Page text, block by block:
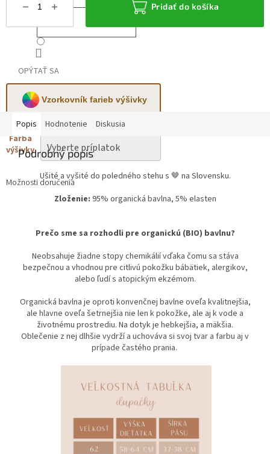
Vzorkovník farieb výšivky
Farba
výšivky
Možnosti doručenia
Pridať do košíka
OPÝTAŤ SA
Popis Hodnotenie Diskusia
Podrobný popis
Ušité a vyšité do poledného stehu s 🤎 na Slovensku.
Zloženie: 95% organická bavlna, 5% elasten
Prečo sme sa rozhodli pre organickú (BIO) bavlnu?
Neobsahuje žiadne stopy chemikálií vďaka čomu sa stáva
bezpečnou a vhodnou pre citlivú pokožku bábätiek, alergikov,
alebo ľudí s atopickým ekzémom.
Organická bavlna je oproti konvenčnej bavlne oveľa kvalitnejšia,
ale hlavne oveľa šetrnejšia nie len k pokožke, ale aj k vode a
životnému prostrediu. Na dotyk je hebkejšia, a mäkšia.
Oblečenie z nej dlhšie vydrží a uchováva si svoj tvar a farbu aj v
prípade častého prania.